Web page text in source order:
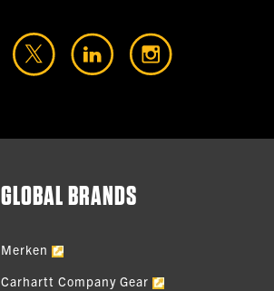
GLOBAL BRANDS
Merken
Carhartt Company Gear